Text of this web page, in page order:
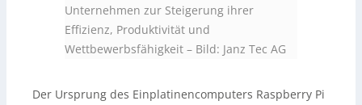
Unternehmen zur Steigerung ihrer
Effizienz, Produktivität und
Wettbewerbsfähigkeit – Bild: Janz Tec AG
Der Ursprung des Einplatinencomputers Raspberry Pi